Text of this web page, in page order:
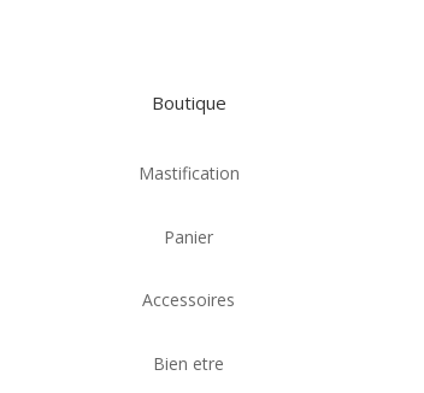
Boutique
Mastification
Panier
Accessoires
Bien etre